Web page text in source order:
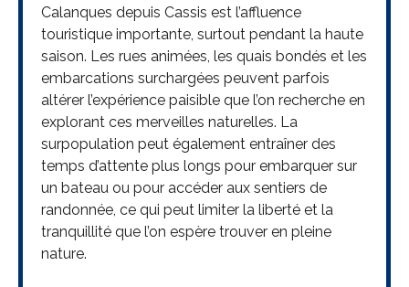
Calanques depuis Cassis est l’affluence
touristique importante, surtout pendant la haute
saison. Les rues animées, les quais bondés et les
embarcations surchargées peuvent parfois
altérer l’expérience paisible que l’on recherche en
explorant ces merveilles naturelles. La
surpopulation peut également entraîner des
temps d’attente plus longs pour embarquer sur
un bateau ou pour accéder aux sentiers de
randonnée, ce qui peut limiter la liberté et la
tranquillité que l’on espère trouver en pleine
nature.